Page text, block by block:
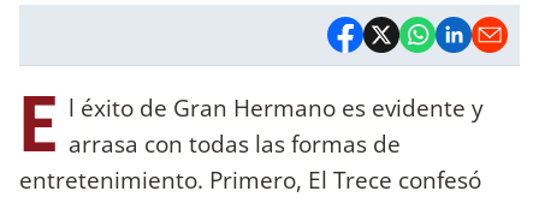
E l éxito de Gran Hermano es evidente y
arrasa con todas las formas de
entretenimiento. Primero, El Trece confesó